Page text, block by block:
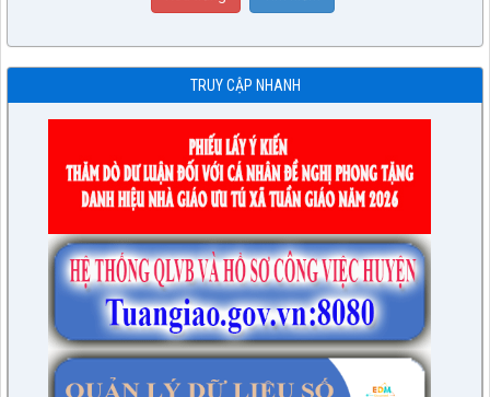
TRUY CẬP NHANH